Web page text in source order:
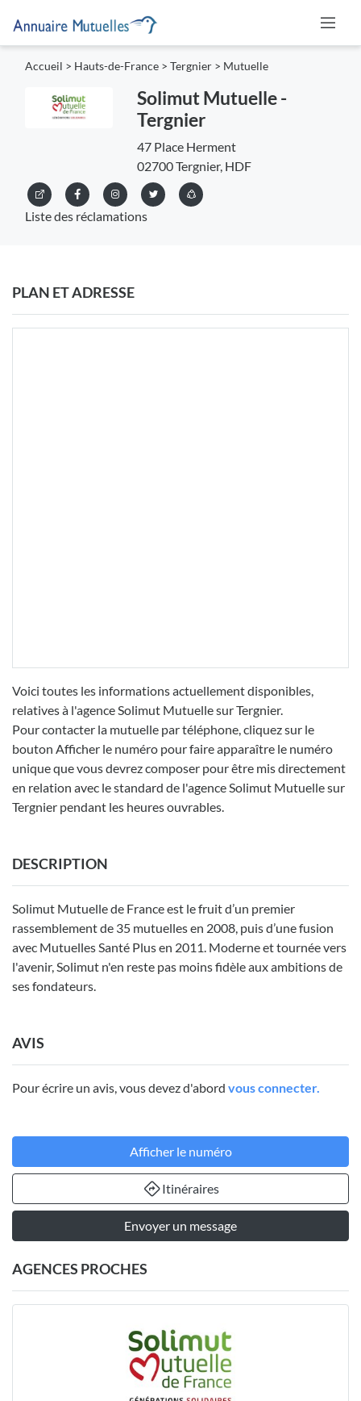
Accueil > Hauts-de-France > Tergnier > Mutuelle
Solimut Mutuelle -
Tergnier
47 Place Herment
02700 Tergnier, HDF
Liste des réclamations
PLAN ET ADRESSE
Voici toutes les informations actuellement disponibles,
relatives à l'agence Solimut Mutuelle sur Tergnier.
Pour contacter la mutuelle par téléphone, cliquez sur le
bouton Afficher le numéro pour faire apparaître le numéro
unique que vous devrez composer pour être mis directement
en relation avec le standard de l'agence Solimut Mutuelle sur
Tergnier pendant les heures ouvrables.
DESCRIPTION
Solimut Mutuelle de France est le fruit d’un premier
rassemblement de 35 mutuelles en 2008, puis d’une fusion
avec Mutuelles Santé Plus en 2011. Moderne et tournée vers
l'avenir, Solimut n'en reste pas moins fidèle aux ambitions de
ses fondateurs.
AVIS
Pour écrire un avis, vous devez d'abord vous connecter.
Afficher le numéro
Itinéraires
Envoyer un message
AGENCES PROCHES